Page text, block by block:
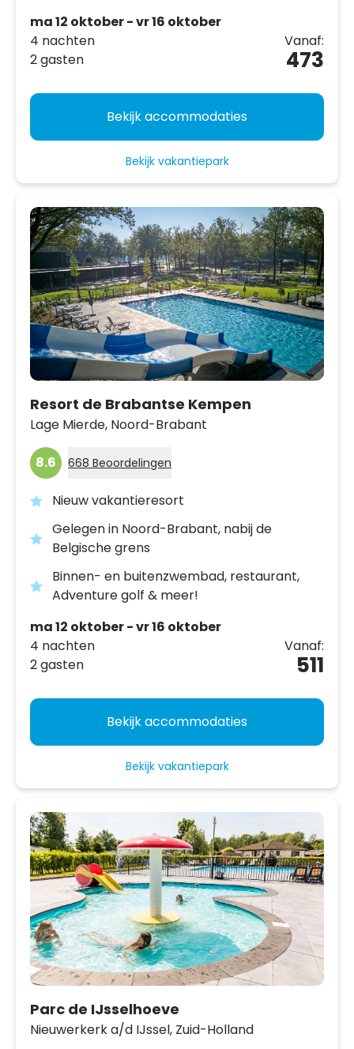
ma 12 oktober - vr 16 oktober
4 nachten
2 gasten
Vanaf:
473
Bekijk accommodaties
Bekijk vakantiepark
Resort de Brabantse Kempen
Lage Mierde, Noord-Brabant
8.6 668 Beoordelingen
Nieuw vakantieresort
Gelegen in Noord-Brabant, nabij de
Belgische grens
Binnen- en buitenzwembad, restaurant,
Adventure golf & meer!
ma 12 oktober - vr 16 oktober
4 nachten
2 gasten
Vanaf:
511
Bekijk accommodaties
Bekijk vakantiepark
Parc de IJsselhoeve
Nieuwerkerk a/d IJssel, Zuid-Holland